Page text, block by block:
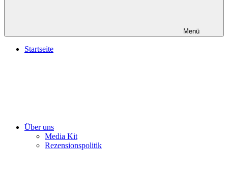
Menü
Startseite
Über uns
Media Kit
Rezensionspolitik